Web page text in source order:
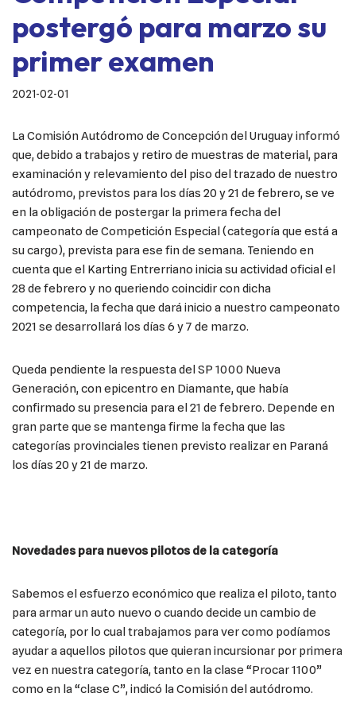
postergó para marzo su
primer examen
2021-02-01
La Comisión Autódromo de Concepción del Uruguay informó
que, debido a trabajos y retiro de muestras de material, para
examinación y relevamiento del piso del trazado de nuestro
autódromo, previstos para los días 20 y 21 de febrero, se ve
en la obligación de postergar la primera fecha del
campeonato de Competición Especial (categoría que está a
su cargo), prevista para ese fin de semana. Teniendo en
cuenta que el Karting Entrerriano inicia su actividad oficial el
28 de febrero y no queriendo coincidir con dicha
competencia, la fecha que dará inicio a nuestro campeonato
2021 se desarrollará los días 6 y 7 de marzo.
Queda pendiente la respuesta del SP 1000 Nueva
Generación, con epicentro en Diamante, que había
confirmado su presencia para el 21 de febrero. Depende en
gran parte que se mantenga firme la fecha que las
categorías provinciales tienen previsto realizar en Paraná
los días 20 y 21 de marzo.
Novedades para nuevos pilotos de la categoría
Sabemos el esfuerzo económico que realiza el piloto, tanto
para armar un auto nuevo o cuando decide un cambio de
categoría, por lo cual trabajamos para ver como podíamos
ayudar a aquellos pilotos que quieran incursionar por primera
vez en nuestra categoría, tanto en la clase “Procar 1100”
como en la “clase C”, indicó la Comisión del autódromo.